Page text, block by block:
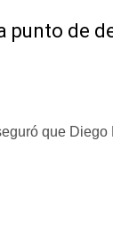
punto de